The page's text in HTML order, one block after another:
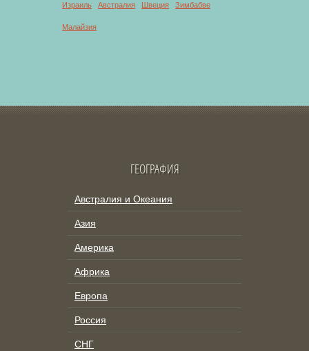
Израиль Австралия Швеция Зимбабве
Малайзия
ГЕОГРАФИЯ
Австралия и Океания
Азия
Америка
Африка
Европа
Россия
СНГ